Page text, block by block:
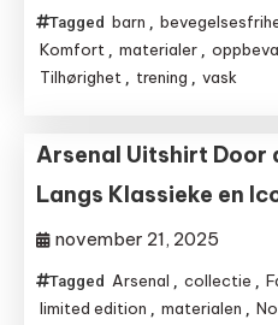
Tagged barn ,
Komfort , materialer ,
Tilhørighet , trening , vask
Arsenal Uitshirt Door
Langs Klassieke en
november 21, 2025
Tagged Arsenal , collectie ,
limited edition , materialen ,